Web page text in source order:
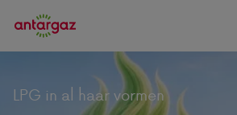
LPG in al haar vormen